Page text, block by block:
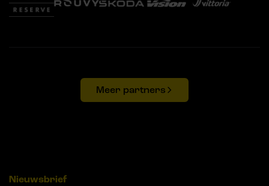
Meer partners
Nieuwsbrief